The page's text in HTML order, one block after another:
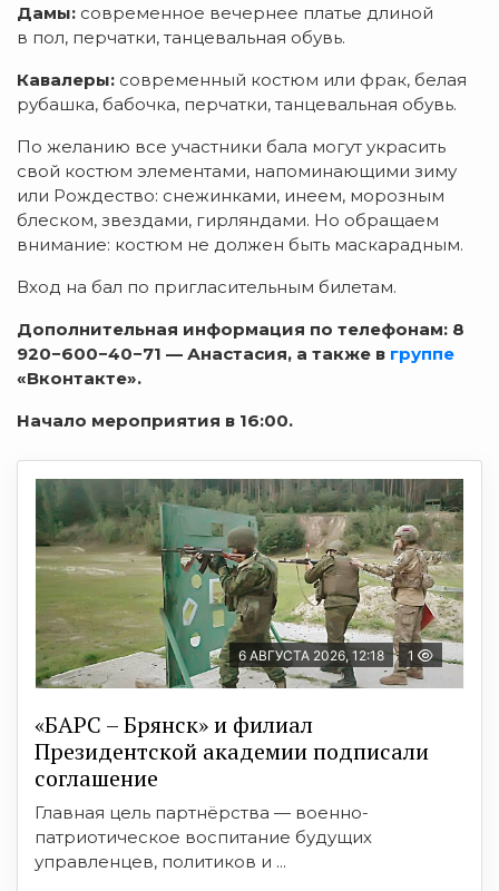
Дамы: современное вечернее платье длиной
в пол, перчатки, танцевальная обувь.
Кавалеры: современный костюм или фрак, белая
рубашка, бабочка, перчатки, танцевальная обувь.
По желанию все участники бала могут украсить
свой костюм элементами, напоминающими зиму
или Рождество: снежинками, инеем, морозным
блеском, звездами, гирляндами. Но обращаем
внимание: костюм не должен быть маскарадным.
Вход на бал по пригласительным билетам.
Дополнительная информация по телефонам: 8
920−600−40−71 — Анастасия, а также в группе
«Вконтакте».
Начало мероприятия в 16:00.
6 АВГУСТА 2026, 12:18 1
«БАРС – Брянск» и филиал
Президентской академии подписали
соглашение
Главная цель партнёрства — военно-
патриотическое воспитание будущих
управленцев, политиков и ...